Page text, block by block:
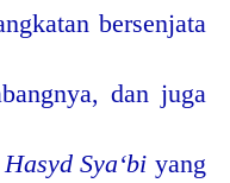
bersenjata
dan juga
Hasyd Sya‘bi yang